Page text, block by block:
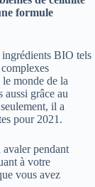
formule
ingrédients BIO tels
monde de la
aussi grâce au
il a
pour 2021.
pendant
à votre
vous avez